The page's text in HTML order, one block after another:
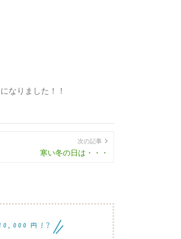
になりました！！
次の記事
寒い冬の日は・・・